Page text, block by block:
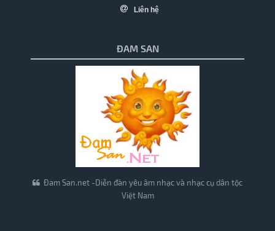
Liên hệ
ĐAM SAN
Đam San.net -Diễn đàn yêu âm nhạc và nhạc cụ dân tộc
Việt Nam